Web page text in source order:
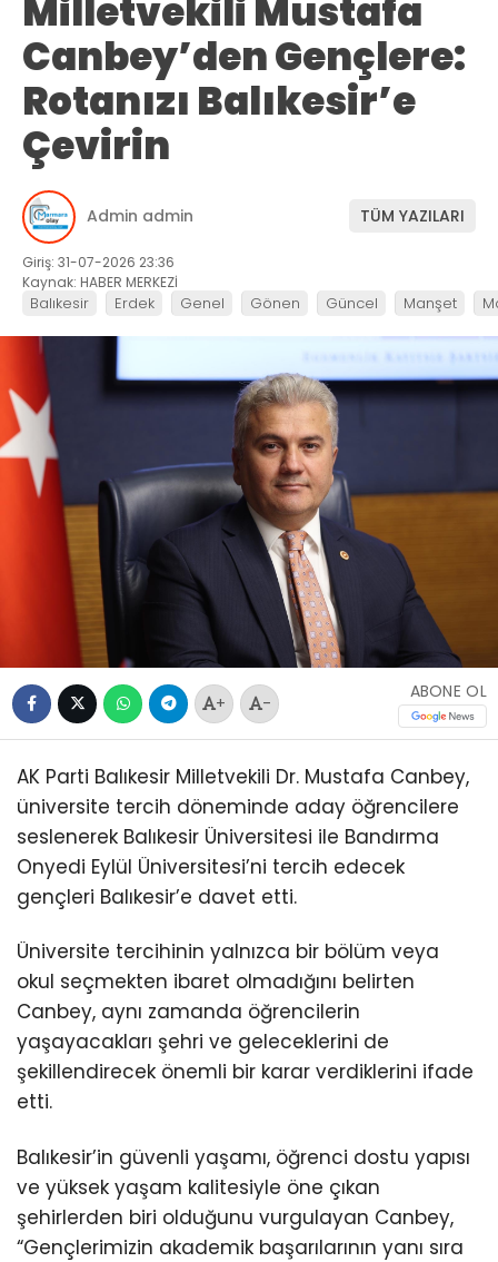
Milletvekili Mustafa
Canbey’den Gençlere:
Rotanızı Balıkesir’e
Çevirin
Admin admin TÜM YAZILARI
Giriş: 31-07-2026 23:36
Kaynak: HABER MERKEZİ
Balıkesir Erdek Genel Gönen Güncel Manşet
+ -
ABONE OL
AK Parti Balıkesir Milletvekili Dr. Mustafa Canbey,
üniversite tercih döneminde aday öğrencilere
seslenerek Balıkesir Üniversitesi ile Bandırma
Onyedi Eylül Üniversitesi’ni tercih edecek
gençleri Balıkesir’e davet etti.
Üniversite tercihinin yalnızca bir bölüm veya
okul seçmekten ibaret olmadığını belirten
Canbey, aynı zamanda öğrencilerin
yaşayacakları şehri ve geleceklerini de
şekillendirecek önemli bir karar verdiklerini ifade
etti.
Balıkesir’in güvenli yaşamı, öğrenci dostu yapısı
ve yüksek yaşam kalitesiyle öne çıkan
şehirlerden biri olduğunu vurgulayan Canbey,
“Gençlerimizin akademik başarılarının yanı sıra